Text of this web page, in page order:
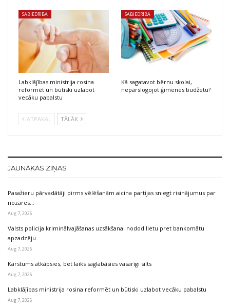
SABIEDRĪBA
Labklājības ministrija rosina
reformēt un būtiski uzlabot
vecāku pabalstu
SABIEDRĪBA
Kā sagatavot bērnu skolai,
nepārslogojot ģimenes budžetu?
ATPAKAĻ TĀLĀK
JAUNĀKĀS ZIŅAS
Pasažieru pārvadātāji pirms vēlēšanām aicina partijas sniegt risinājumus par
nozares…
Aug 7, 2026
Valsts policija kriminālvajāšanas uzsākšanai nodod lietu pret bankomātu
apzadzēju
Aug 7, 2026
Karstums atkāpsies, bet laiks saglabāsies vasarīgi silts
Aug 7, 2026
Labklājības ministrija rosina reformēt un būtiski uzlabot vecāku pabalstu
Aug 7, 2026